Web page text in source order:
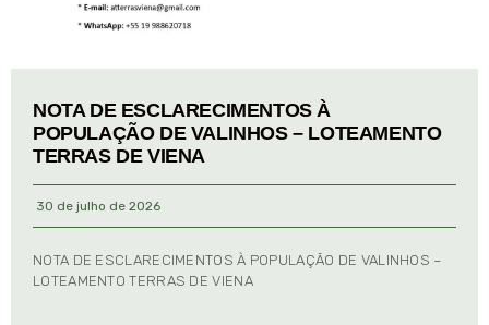
NOTA DE ESCLARECIMENTOS À
POPULAÇÃO DE VALINHOS – LOTEAMENTO
TERRAS DE VIENA
30 de julho de 2026
NOTA DE ESCLARECIMENTOS À POPULAÇÃO DE VALINHOS –
LOTEAMENTO TERRAS DE VIENA